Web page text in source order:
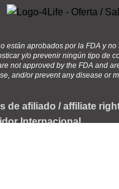
están aprobados por la FDA y
y/o prevenir ningún tipo de
not approved by the FDA and
and/or prevent any disease or
de afiliado / affiliate
Internacional